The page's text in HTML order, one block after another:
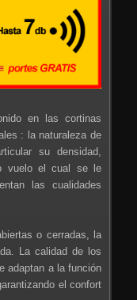
en las cortinas
: la naturaleza de
su densidad,
vuelo el cual se le
las cualidades
o cerradas, la
La calidad de los
adaptan a la función
el confort